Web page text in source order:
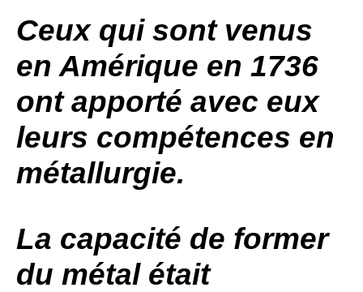
Ceux qui sont venus
en Amérique en 1736
ont apporté avec eux
leurs compétences en
métallurgie.
La capacité de former
du métal était